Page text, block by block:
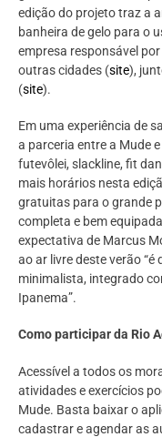
edição do projeto traz a
banheira de gelo para o
empresa responsável
outras cidades (site),
(site).
Em uma experiência de
a parceria entre a Mude
futevôlei, slackline, fit
mais horários nesta
gratuitas para o grande
completa e bem
expectativa de Marcus
ao ar livre deste verão
minimalista, integrado
Ipanema”.
Como participar da Rio
Acessível a todos os
atividades e exercícios
Mude. Basta baixar o
cadastrar e agendar as